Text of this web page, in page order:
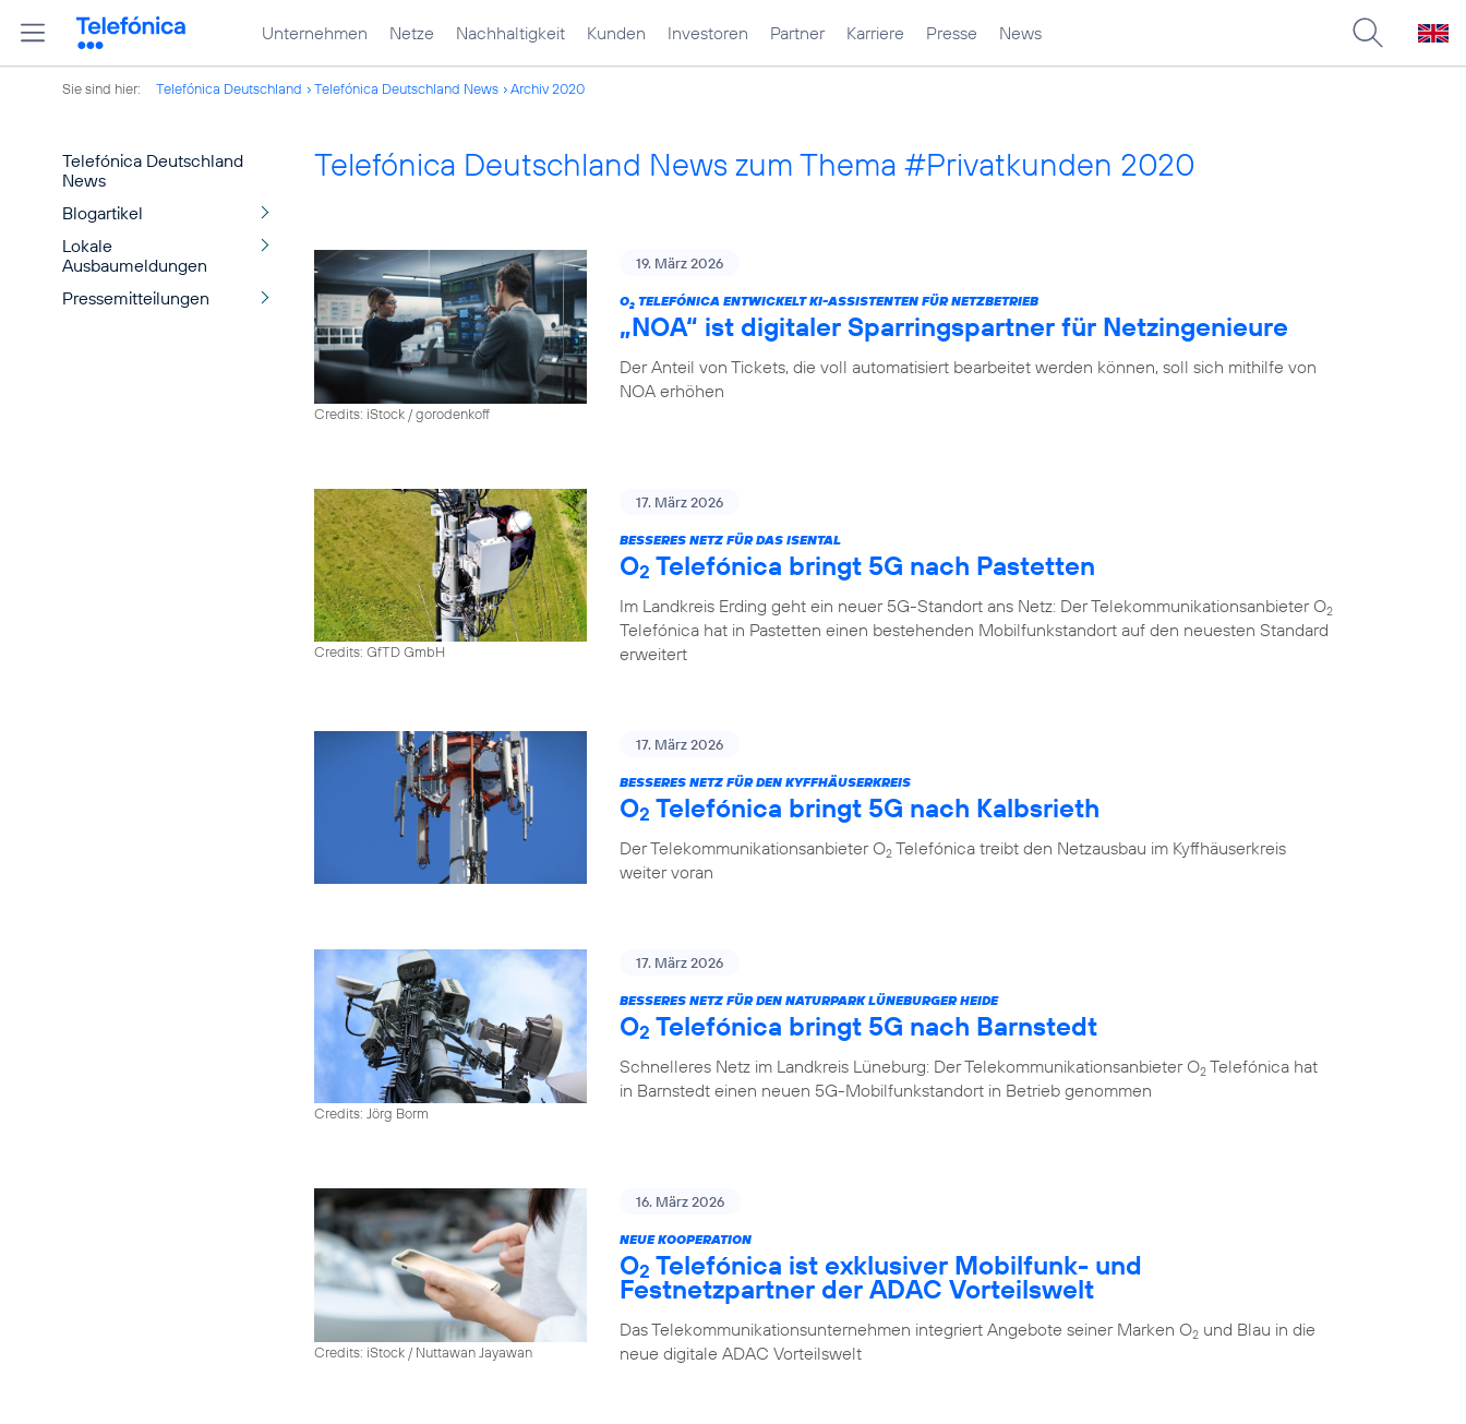
Unternehmen Netze Nachhaltigkeit Kunden Investoren Partner Karriere Presse News
Sie sind hier: Telefónica Deutschland Telefónica Deutschland News Archiv 2020
Telefónica Deutschland
News
Blogartikel
Lokale
Ausbaumeldungen
Pressemitteilungen
Telefónica Deutschland News zum Thema #Privatkunden 2020
Credits: iStock / gorodenkoff
19. März 2026
O2 TELEFÓNICA ENTWICKELT KI-ASSISTENTEN FÜR NETZBETRIEB
„NOA“ ist digitaler Sparringspartner für Netzingenieure
Der Anteil von Tickets, die voll automatisiert bearbeitet werden können, soll sich mithilfe von
NOA erhöhen
Credits: GfTD GmbH
17. März 2026
BESSERES NETZ FÜR DAS ISENTAL
O2 Telefónica bringt 5G nach Pastetten
Im Landkreis Erding geht ein neuer 5G-Standort ans Netz: Der Telekommunikationsanbieter O2
Telefónica hat in Pastetten einen bestehenden Mobilfunkstandort auf den neuesten Standard
erweitert
17. März 2026
BESSERES NETZ FÜR DEN KYFFHÄUSERKREIS
O2 Telefónica bringt 5G nach Kalbsrieth
Der Telekommunikationsanbieter O2 Telefónica treibt den Netzausbau im Kyffhäuserkreis
weiter voran
Credits: Jörg Borm
17. März 2026
BESSERES NETZ FÜR DEN NATURPARK LÜNEBURGER HEIDE
O2 Telefónica bringt 5G nach Barnstedt
Schnelleres Netz im Landkreis Lüneburg: Der Telekommunikationsanbieter O2 Telefónica hat
in Barnstedt einen neuen 5G-Mobilfunkstandort in Betrieb genommen
Credits: iStock / Nuttawan Jayawan
16. März 2026
NEUE KOOPERATION
O2 Telefónica ist exklusiver Mobilfunk- und
Festnetzpartner der ADAC Vorteilswelt
Das Telekommunikationsunternehmen integriert Angebote seiner Marken O2 und Blau in die
neue digitale ADAC Vorteilswelt